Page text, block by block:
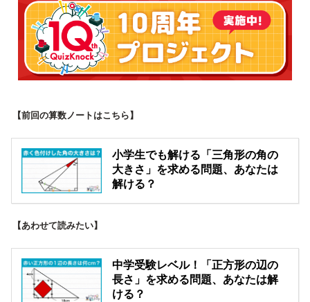
【前回の算数ノートはこちら】
小学生でも解ける「三角形の角の
大きさ」を求める問題、あなたは
解ける？
【あわせて読みたい】
中学受験レベル！「正方形の辺の
長さ」を求める問題、あなたは解
ける？